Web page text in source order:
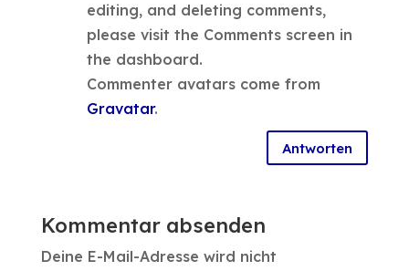
editing, and deleting comments,
please visit the Comments screen in
the dashboard.
Commenter avatars come from
Gravatar.
Antworten
Kommentar absenden
Deine E-Mail-Adresse wird nicht